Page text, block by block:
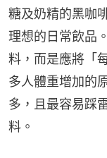
糖及奶精的黑咖
理想的日常飲品
料，而是應將「
多人體重增加的
多，且最容易踩
料。